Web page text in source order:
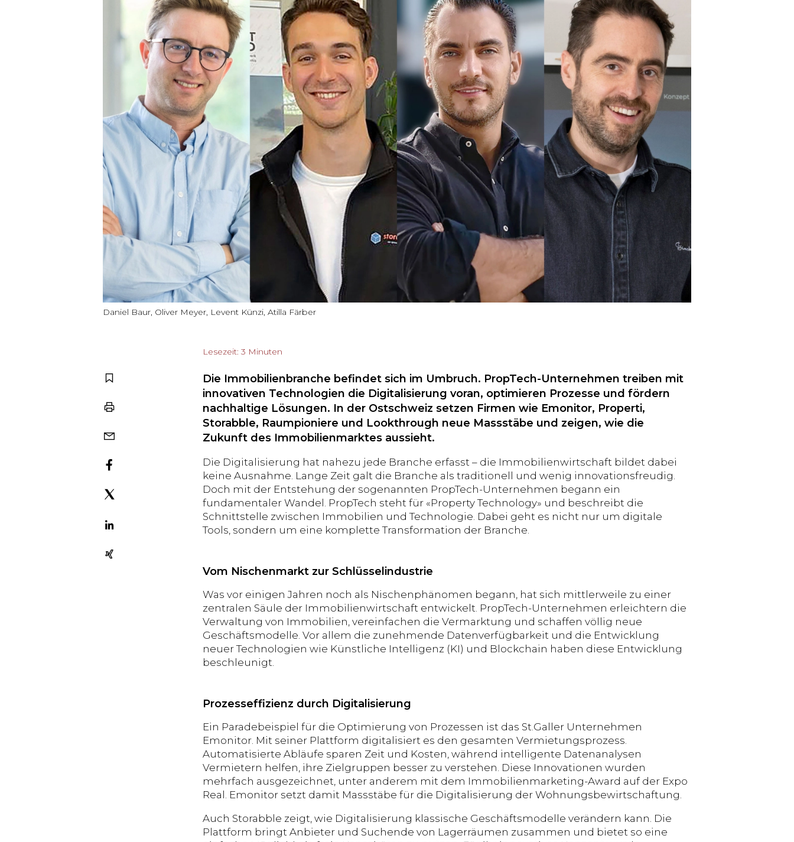
Daniel Baur, Oliver Meyer, Levent Künzi, Atilla Färber
Lesezeit: 3 Minuten
Die Immobilienbranche befindet sich im Umbruch. PropTech-Unternehmen treiben mit
innovativen Technologien die Digitalisierung voran, optimieren Prozesse und fördern
nachhaltige Lösungen. In der Ostschweiz setzen Firmen wie Emonitor, Properti,
Storabble, Raumpioniere und Lookthrough neue Massstäbe und zeigen, wie die
Zukunft des Immobilienmarktes aussieht.
Die Digitalisierung hat nahezu jede Branche erfasst – die Immobilienwirtschaft bildet dabei
keine Ausnahme. Lange Zeit galt die Branche als traditionell und wenig innovationsfreudig.
Doch mit der Entstehung der sogenannten PropTech-Unternehmen begann ein
fundamentaler Wandel. PropTech steht für «Property Technology» und beschreibt die
Schnittstelle zwischen Immobilien und Technologie. Dabei geht es nicht nur um digitale
Tools, sondern um eine komplette Transformation der Branche.
Vom Nischenmarkt zur Schlüsselindustrie
Was vor einigen Jahren noch als Nischenphänomen begann, hat sich mittlerweile zu einer
zentralen Säule der Immobilienwirtschaft entwickelt. PropTech-Unternehmen erleichtern die
Verwaltung von Immobilien, vereinfachen die Vermarktung und schaffen völlig neue
Geschäftsmodelle. Vor allem die zunehmende Datenverfügbarkeit und die Entwicklung
neuer Technologien wie Künstliche Intelligenz (KI) und Blockchain haben diese Entwicklung
beschleunigt.
Prozesseffizienz durch Digitalisierung
Ein Paradebeispiel für die Optimierung von Prozessen ist das St.Galler Unternehmen
Emonitor. Mit seiner Plattform digitalisiert es den gesamten Vermietungsprozess.
Automatisierte Abläufe sparen Zeit und Kosten, während intelligente Datenanalysen
Vermietern helfen, ihre Zielgruppen besser zu verstehen. Diese Innovationen wurden
mehrfach ausgezeichnet, unter anderem mit dem Immobilienmarketing-Award auf der Expo
Real. Emonitor setzt damit Massstäbe für die Digitalisierung der Wohnungsbewirtschaftung.
Auch Storabble zeigt, wie Digitalisierung klassische Geschäftsmodelle verändern kann. Die
Plattform bringt Anbieter und Suchende von Lagerräumen zusammen und bietet so eine